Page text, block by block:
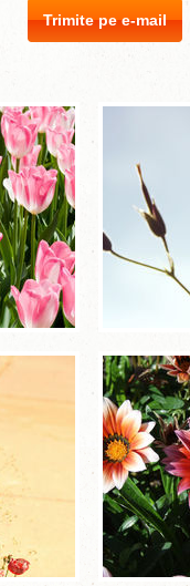
Trimite pe e-mail